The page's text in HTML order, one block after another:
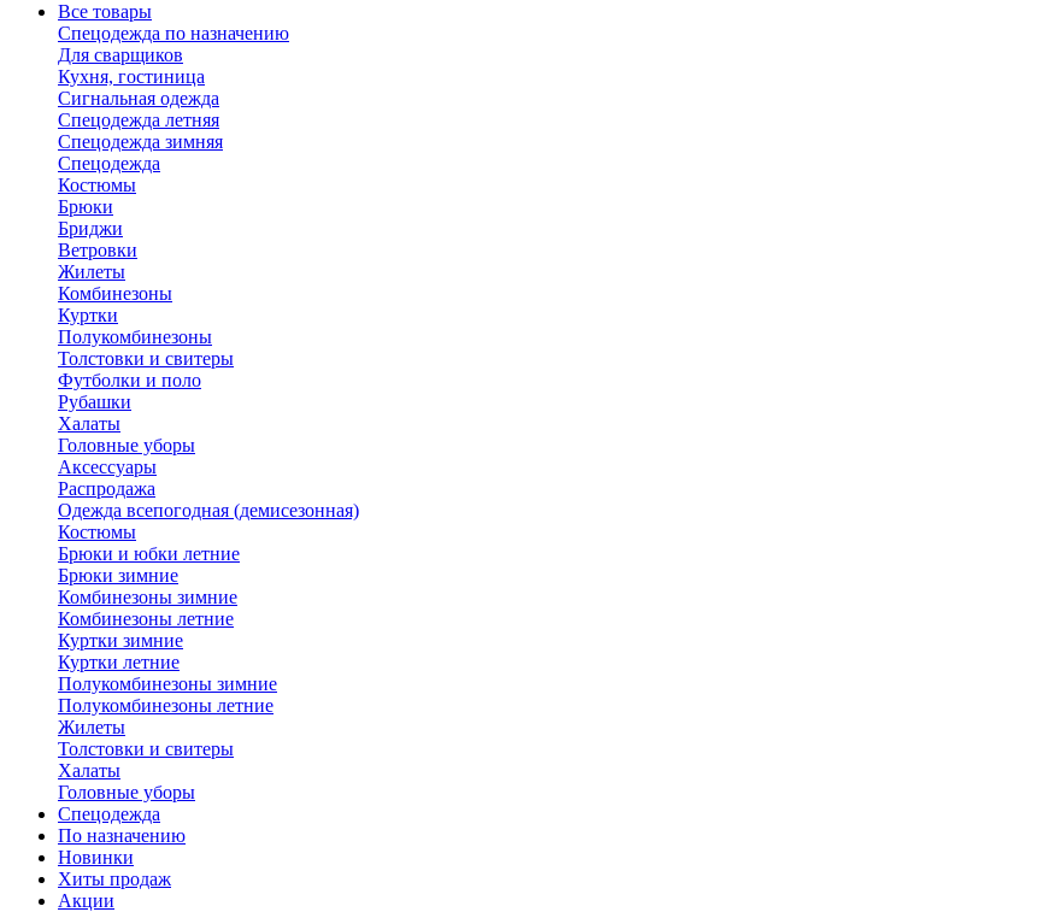
Все товары
Спецодежда по назначению
Для сварщиков
Кухня, гостиница
Сигнальная одежда
Спецодежда летняя
Спецодежда зимняя
Спецодежда
Костюмы
Брюки
Бриджи
Ветровки
Жилеты
Комбинезоны
Куртки
Полукомбинезоны
Толстовки и свитеры
Футболки и поло
Рубашки
Халаты
Головные уборы
Аксессуары
Распродажа
Одежда всепогодная (демисезонная)
Костюмы
Брюки и юбки летние
Брюки зимние
Комбинезоны зимние
Комбинезоны летние
Куртки зимние
Куртки летние
Полукомбинезоны зимние
Полукомбинезоны летние
Жилеты
Толстовки и свитеры
Халаты
Головные уборы
Спецодежда
По назначению
Новинки
Хиты продаж
Акции